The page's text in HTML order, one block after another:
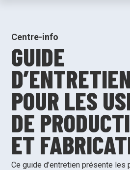
Centre-info
GUIDE
POUR LES
DE
ET
Ce guide d’entretien présente les